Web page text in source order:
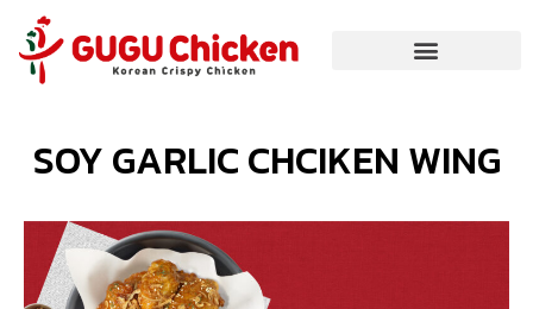
SOY GARLIC CHCIKEN WING